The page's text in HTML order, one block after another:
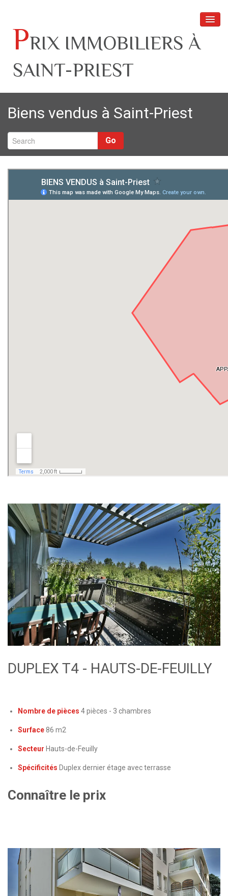
PRIX IMMOBILIERS À
SAINT-PRIEST
Secteurs à Saint-Priest
Prix immobiliers – appartements
Prix immobiliers – maisons
Biens vendus à Saint-Priest
Estimation
Biens vendus à Saint-Priest
Go
DUPLEX T4 - HAUTS-DE-FEUILLY
Nombre de pièces 4 pièces - 3 chambres
Surface86 m2
Secteur Hauts-de-Feuilly
Spécificités Duplex dernier étage avec terrasse
Connaître le prix